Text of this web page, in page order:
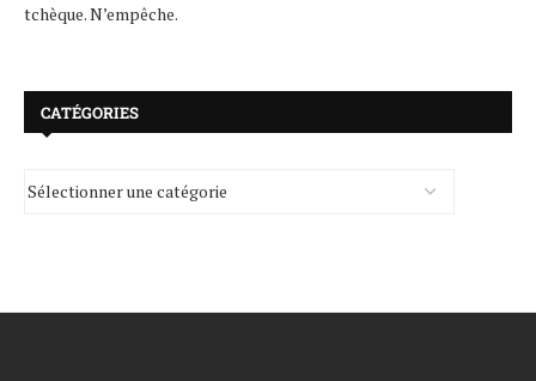
tchèque. N’empêche.
CATÉGORIES